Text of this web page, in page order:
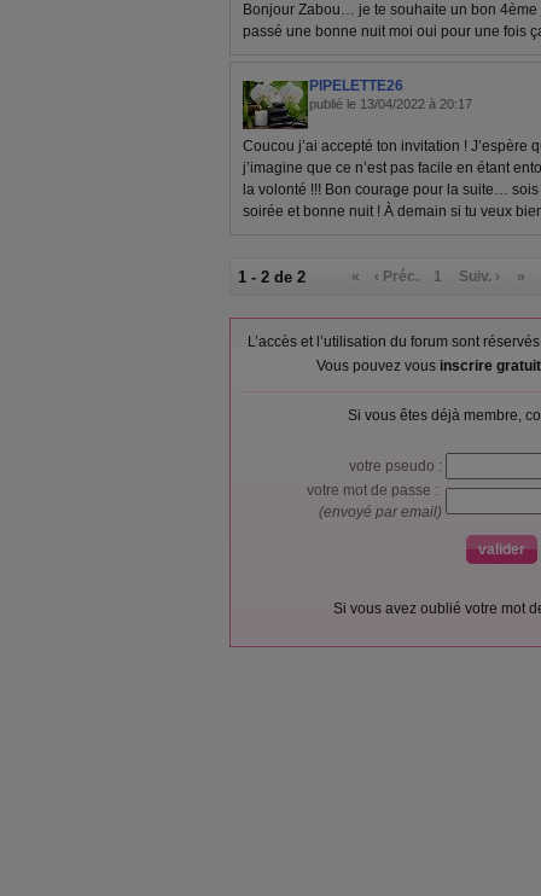
Bonjour Zabou… je te souhaite un bon 4ème
passé une bonne nuit moi oui pour une fois
PIPELETTE26
publié le 13/04/2022 à 20:17
Coucou j’ai accepté ton invitation ! J’espère
j’imagine que ce n’est pas facile en étant
la volonté !!! Bon courage pour la suite…
soirée et bonne nuit ! À demain si tu veux
1 - 2 de 2 « ‹ Préc. 1 Suiv. › »
L’accès et l’utilisation du forum sont
Vous pouvez vous inscrire
Si vous êtes déjà membre,
votre pseudo :
votre mot de passe :
(envoyé par email)
Si vous avez oublié votre mot